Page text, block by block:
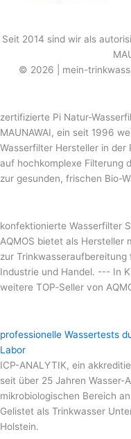
Seit 2014 sind wir als
© 2026 | mein-
zertifizierte Pi Natur-
MAUNAWAI, ein seit 1996
Wasserfilter Hersteller in der
auf hochkomplexe Filterung
zur gesunden, frischen Bio-
konfektionierte Wasserfilter
AQMOS bietet als Hersteller
zur
Industrie und Handel. --- In
weitere TOP‑Seller von
professionelle Wassertests
Labor
ICP-ANALYTIK, ein
seit über 25 Jahren Wasser-
mikrobiologischen Bereich
Gelistet als Trinkwasser
Holstein.